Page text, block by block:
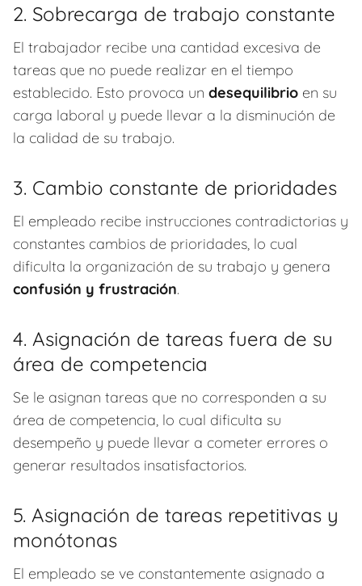
2. Sobrecarga de trabajo constante
El trabajador recibe una cantidad excesiva de
tareas que no puede realizar en el tiempo
establecido. Esto provoca un desequilibrio en su
carga laboral y puede llevar a la disminución de
la calidad de su trabajo.
3. Cambio constante de prioridades
El empleado recibe instrucciones contradictorias y
constantes cambios de prioridades, lo cual
dificulta la organización de su trabajo y genera
confusión y frustración.
4. Asignación de tareas fuera de su
área de competencia
Se le asignan tareas que no corresponden a su
área de competencia, lo cual dificulta su
desempeño y puede llevar a cometer errores o
generar resultados insatisfactorios.
5. Asignación de tareas repetitivas y
monótonas
El empleado se ve constantemente asignado a